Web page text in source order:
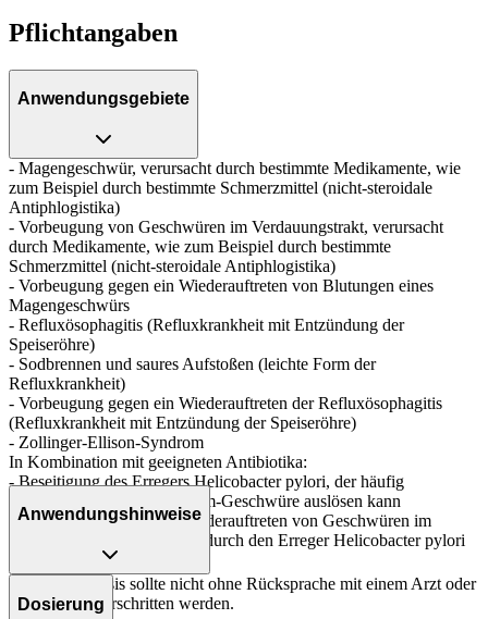
Pflichtangaben
Anwendungsgebiete
- Magengeschwür, verursacht durch bestimmte Medikamente, wie
zum Beispiel durch bestimmte Schmerzmittel (nicht-steroidale
Antiphlogistika)
- Vorbeugung von Geschwüren im Verdauungstrakt, verursacht
durch Medikamente, wie zum Beispiel durch bestimmte
Schmerzmittel (nicht-steroidale Antiphlogistika)
- Vorbeugung gegen ein Wiederauftreten von Blutungen eines
Magengeschwürs
- Refluxösophagitis (Refluxkrankheit mit Entzündung der
Speiseröhre)
- Sodbrennen und saures Aufstoßen (leichte Form der
Refluxkrankheit)
- Vorbeugung gegen ein Wiederauftreten der Refluxösophagitis
(Refluxkrankheit mit Entzündung der Speiseröhre)
- Zollinger-Ellison-Syndrom
In Kombination mit geeigneten Antibiotika:
- Beseitigung des Erregers Helicobacter pylori, der häufig
wiederkehrende Magen-Darm-Geschwüre auslösen kann
- Vorbeugung gegen ein Wiederauftreten von Geschwüren im
Verdauungstrakt, verursacht durch den Erreger Helicobacter pylori
Anwendungshinweise
Die Gesamtdosis sollte nicht ohne Rücksprache mit einem Arzt oder
Apotheker überschritten werden.
Dosierung